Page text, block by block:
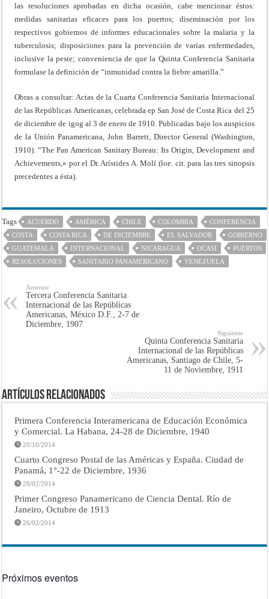
las resoluciones aprobadas en dicha ocasión, cabe mencionar éstos:
medidas sanitarias eficaces para los puertos; diseminación por los
respectivos gobiernos de informes educacionales sobre la malaria y la
tuberculosis; disposiciones para la prevención de varías enfermedades,
inclusive la peste; conveniencia de que la Quinta Conferencia Sanitaria
formulase la definición de “inmunidad contra la fiebre amarilla.”
Obras a consultar: Actas de la Cuarta Conferencia Sanitaria Internacional
de las Repúblicas Americanas, celebrada ep San José de Costa Rica del 25
de diciembre de igog al 3 de enero de 1910. Publicadas bajo los auspicios
de la Unión Panamericana, John Barrett, Director General (Washington,
1910). “The Pan American Sanitary Bureau: Its Origin, Development and
Achievements,» por el Dr. Arístides A. Molí (loe. cit. para las tres sinopsis
precedentes a ésta).
Tags ACUERDO AMÉRICA CHILE COLOMBIA
CONFERENCIA
COSTA
COSTA RICA DE DICIEMBRE EL SALVADOR
GOBIERNO
GUATEMALA
INTERNACIONAL NICARAGUA OCASI
PUERTOS
RESOLUCIONES
SANITARIO PANAMERICANO VENEZUELA
Anterior
Tercera Conferencia Sanitaria
Internacional de las Repúblicas
Americanas, México D.F., 2-7 de
Diciembre, 1907
Siguiente
Quinta Conferencia Sanitaria
Internacional de las Repúblicas
Americanas, Santiago de Chile, 5-
11 de Noviembre, 1911
Artículos Relacionados
Primera Conferencia Interamericana de Educación Económica
y Comercial. La Habana, 24-28 de Diciembre, 1940
20/10/2014
Cuarto Congreso Postal de las Américas y España. Ciudad de
Panamá, 1°-22 de Diciembre, 1936
28/02/2014
Primer Congreso Panamericano de Ciencia Dental. Río de
Janeiro, Octubre de 1913
26/02/2014
Próximos eventos